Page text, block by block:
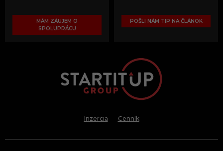
MÁM ZÁUJEM O
SPOLUPRÁCU
POŠLI NÁM TIP NA ČLÁNOK
Inzercia Cenník